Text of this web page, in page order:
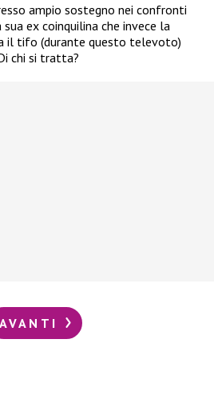
ampio sostegno nei confronti
sua ex coinquilina che invece la
il tifo (durante questo televoto)
chi si tratta?
AVANTI